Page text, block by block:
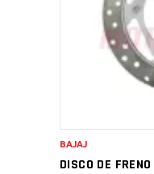
DISCO DE
BAJAJ